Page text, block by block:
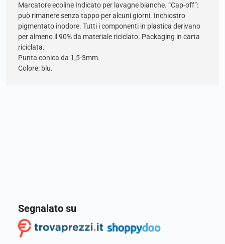
Marcatore ecoline Indicato per lavagne bianche. “Cap-off”:
può rimanere senza tappo per alcuni giorni. Inchiostro
pigmentato inodore. Tutti i componenti in plastica derivano
per almeno il 90% da materiale riciclato. Packaging in carta
riciclata.
Punta conica da 1,5-3mm.
Colore: blu.
Segnalato su